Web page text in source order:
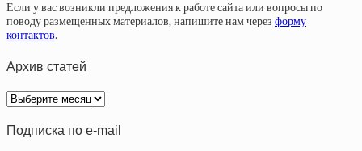
Если у вас возникли предложения к работе сайта или вопросы по
поводу размещенных материалов, напишите нам через форму
контактов.
Архив статей
Архив
статей
Подписка по e-mail